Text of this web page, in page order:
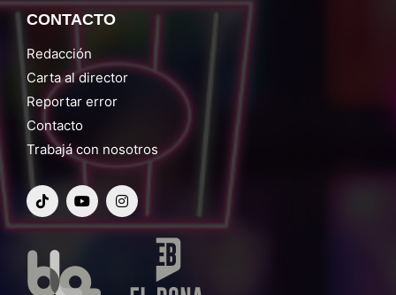
CONTACTO
Redacción
Carta al director
Reportar error
Contacto
Trabajá con nosotros